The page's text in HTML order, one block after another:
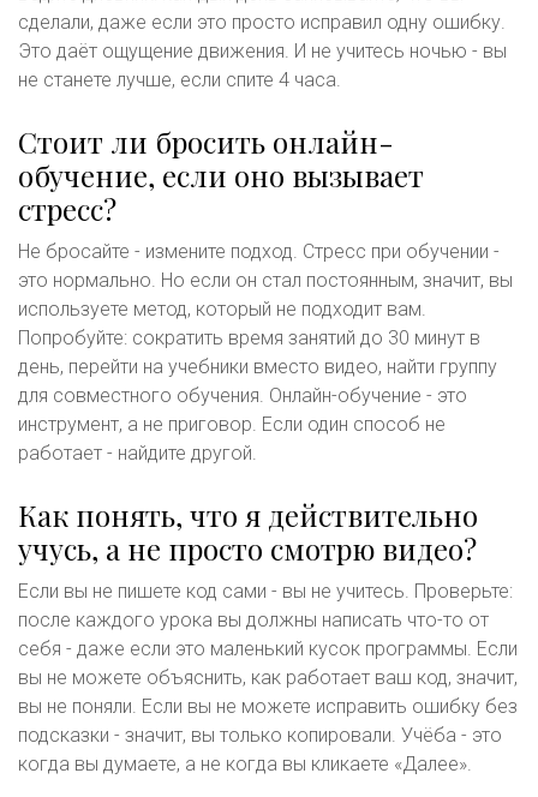
сделали, даже если это просто исправил одну ошибку.
Это даёт ощущение движения. И не учитесь ночью - вы
не станете лучше, если спите 4 часа.
Стоит ли бросить онлайн-
обучение, если оно вызывает
стресс?
Не бросайте - измените подход. Стресс при обучении -
это нормально. Но если он стал постоянным, значит, вы
используете метод, который не подходит вам.
Попробуйте: сократить время занятий до 30 минут в
день, перейти на учебники вместо видео, найти группу
для совместного обучения. Онлайн-обучение - это
инструмент, а не приговор. Если один способ не
работает - найдите другой.
Как понять, что я действительно
учусь, а не просто смотрю видео?
Если вы не пишете код сами - вы не учитесь. Проверьте:
после каждого урока вы должны написать что-то от
себя - даже если это маленький кусок программы. Если
вы не можете объяснить, как работает ваш код, значит,
вы не поняли. Если вы не можете исправить ошибку без
подсказки - значит, вы только копировали. Учёба - это
когда вы думаете, а не когда вы кликаете «Далее».